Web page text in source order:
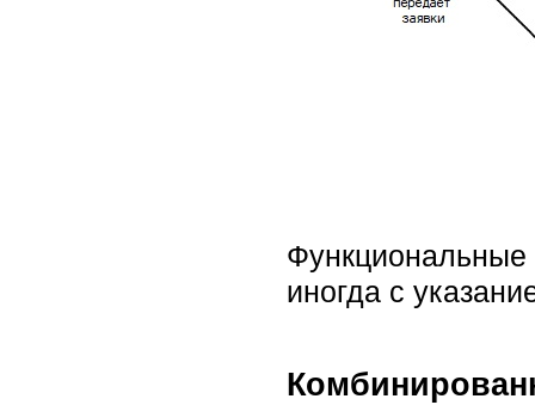
Функциональные
иногда с